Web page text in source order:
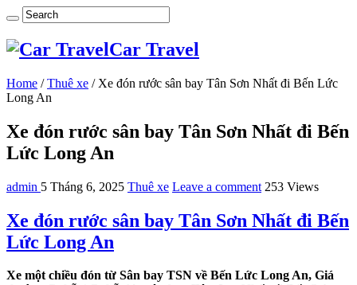
Car Travel
Home / Thuê xe / Xe đón rước sân bay Tân Sơn Nhất đi Bến Lức
Long An
Xe đón rước sân bay Tân Sơn Nhất đi Bến
Lức Long An
admin 5 Tháng 6, 2025 Thuê xe Leave a comment 253 Views
Xe đón rước sân bay Tân Sơn Nhất đi Bến
Lức Long An
Xe một chiều đón từ Sân bay TSN về Bến Lức Long An, Giá